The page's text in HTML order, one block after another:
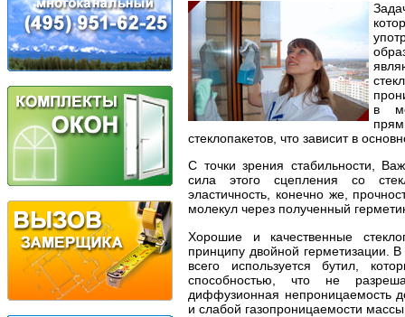
в
стеклопакетов, что зависит в
С точки зрения стабильности,
сила этого сцепления со
эластичность, конечно же,
молекул через полученный
Хорошие и качественные
принципу двойной герметизации.
всего используется бутил,
способностью, что не
диффузионная непроницаемость
и слабой газопроницаемости